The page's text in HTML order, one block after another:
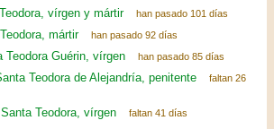
vírgen y mártir han pasado 101 días
mártir han pasado 92 días
Teodora Guérin, vírgen han pasado 85 días
Teodora de Alejandría, penitente
faltan 26
Santa Teodora, vírgen faltan 41 días